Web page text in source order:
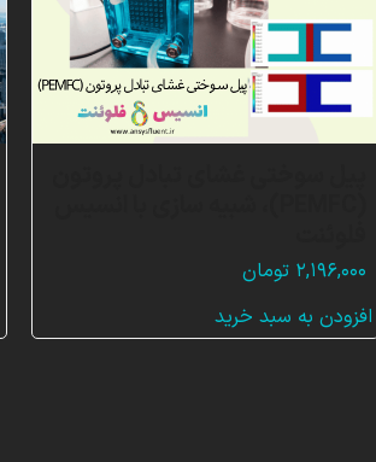
۲,۱۹۶,۰۰۰ تومان
افزودن به سبد خرید